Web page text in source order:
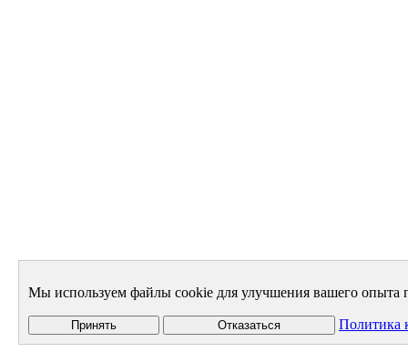
Мы используем файлы cookie для улучшения вашего опыта
Принять Отказаться Политика